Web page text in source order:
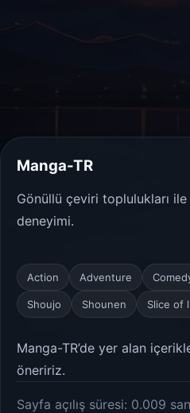
Manga-TR
Gönüllü çeviri toplulukları
deneyimi.
Action Adventure
Shoujo Shounen Slice of
Manga-TR’de yer alan
öneririz.
Sayfa açılış süresi: 0.009